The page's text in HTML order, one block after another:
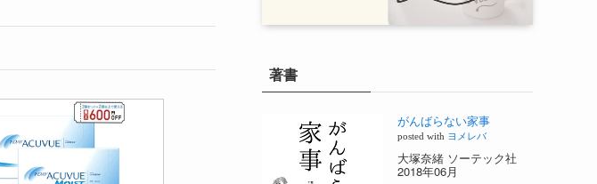
著書
がんばらない家事
posted with ヨメレバ
大塚奈緒 ソーテック社
2018年06月